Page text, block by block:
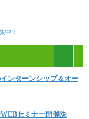
中！
ンターンシップ＆オー
セミナー開催決